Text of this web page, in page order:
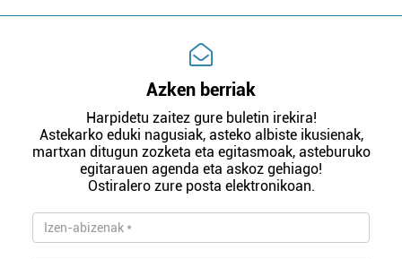
Azken berriak
Harpidetu zaitez gure buletin irekira!
Astekarko eduki nagusiak, asteko albiste ikusienak,
martxan ditugun zozketa eta egitasmoak, asteburuko
egitarauen agenda eta askoz gehiago!
Ostiralero zure posta elektronikoan.